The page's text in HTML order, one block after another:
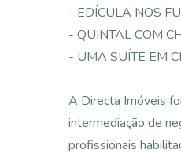
- EDÍCULA NOS
- QUINTAL COM
- UMA SUÍTE EM
A Directa Imóveis
intermediação de
profissionais